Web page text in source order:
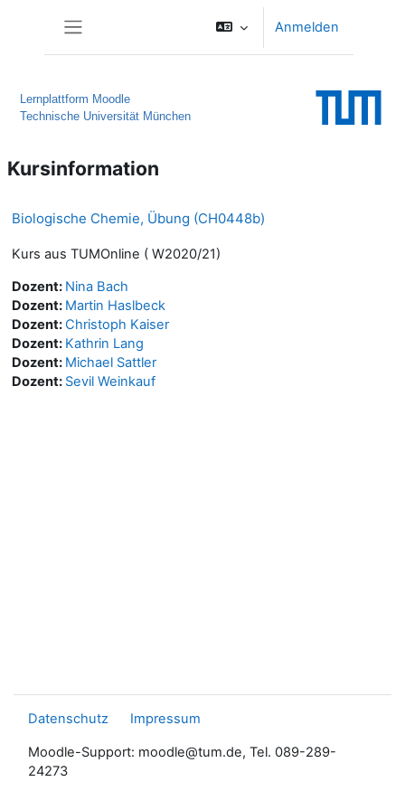
Anmelden
Lernplattform Moodle
Technische Universität München
Kursinformation
Biologische Chemie, Übung (CH0448b)
Kurs aus TUMOnline ( W2020/21)
Dozent: Nina Bach
Dozent: Martin Haslbeck
Dozent:Christoph Kaiser
Dozent: Kathrin Lang
Dozent: Michael Sattler
Dozent: Sevil Weinkauf
Datenschutz Impressum
Moodle-Support: moodle@tum.de, Tel. 089-289-
24273